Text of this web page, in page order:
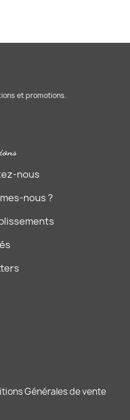
et promotions.
nous
nous ?
Générales de vente